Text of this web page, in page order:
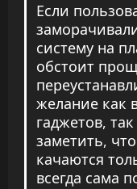
Если
систему на
обстоит
желание как
гаджетов,
заметить,
качаются
всегда сама